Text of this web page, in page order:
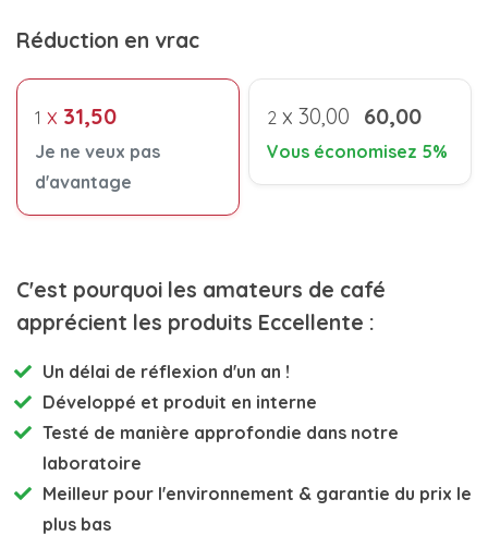
Réduction en vrac
1 x 31,50
Je ne veux pas
d'avantage
2 x 30,00 60,00
Vous économisez 5%
C'est pourquoi les amateurs de café
apprécient les produits Eccellente :
Un délai de réflexion d'un an !
Développé et produit en interne
Testé de manière approfondie dans notre
laboratoire
Meilleur pour l'environnement & garantie du prix le
plus bas